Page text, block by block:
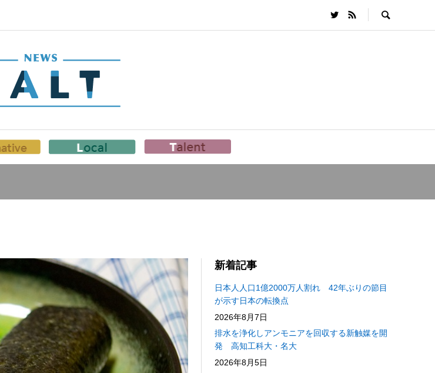
新着記事
日本人人口1億2000万人割れ 42年ぶりの節目
が示す日本の転換点
2026年8月7日
排水を浄化しアンモニアを回収する新触媒を開
発 高知工科大・名大
2026年8月5日